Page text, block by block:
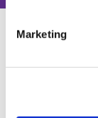
Marketing